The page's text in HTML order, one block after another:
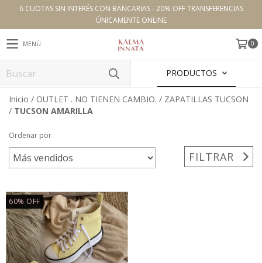
6 CUOTAS SIN INTERÉS CON BANCARIAS - 20% OFF TRANSFERENCIAS
ÚNICAMENTE ONLINE
MENÚ 0
PRODUCTOS
Inicio / OUTLET . NO TIENEN CAMBIO. / ZAPATILLAS TUCSON
/ TUCSON AMARILLA
Ordenar por
FILTRAR
60% OFF